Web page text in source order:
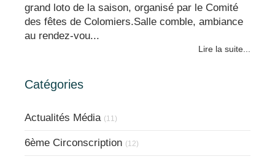
grand loto de la saison, organisé par le Comité
des fêtes de Colomiers.Salle comble, ambiance
au rendez-vou...
Lire la suite...
Catégories
Actualités Média (11)
6ème Circonscription (12)